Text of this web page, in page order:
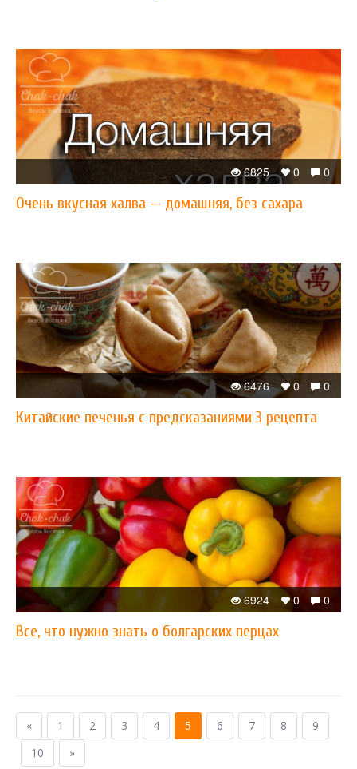
0
0
6825
Очень вкусная халва — домашняя, без сахара
0
0
6476
Китайские печенья с предсказаниями 3 рецепта
0
0
6924
Все, что нужно знать о болгарских перцах
« 1 2 3 4 5 6 7 8
9
10
»